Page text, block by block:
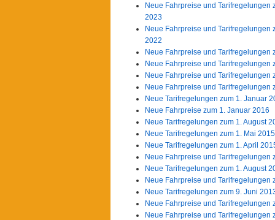
Neue Fahrpreise und Tarifregelungen
2023
Neue Fahrpreise und
2022
Neue Fahrpreise und Tarifregelungen
Neue Fahrpreise und Tarifregelungen
Neue Fahrpreise und Tarifregelungen
Neue Fahrpreise und Tarifregelungen
Neue Tarifregelungen zum 1. Januar
Neue Fahrpreise zum 1. Januar 2016
Neue Tarifregelungen zum 1. August
Neue Tarifregelungen zum 1. Mai 2015
Neue Tarifregelungen zum 1. April
Neue Fahrpreise und Tarifregelungen
Neue Tarifregelungen zum 1. August
Neue Fahrpreise und Tarifregelungen
Neue Tarifregelungen zum 9. Juni
Neue Fahrpreise und Tarifregelungen
Neue Fahrpreise und Tarifregelungen